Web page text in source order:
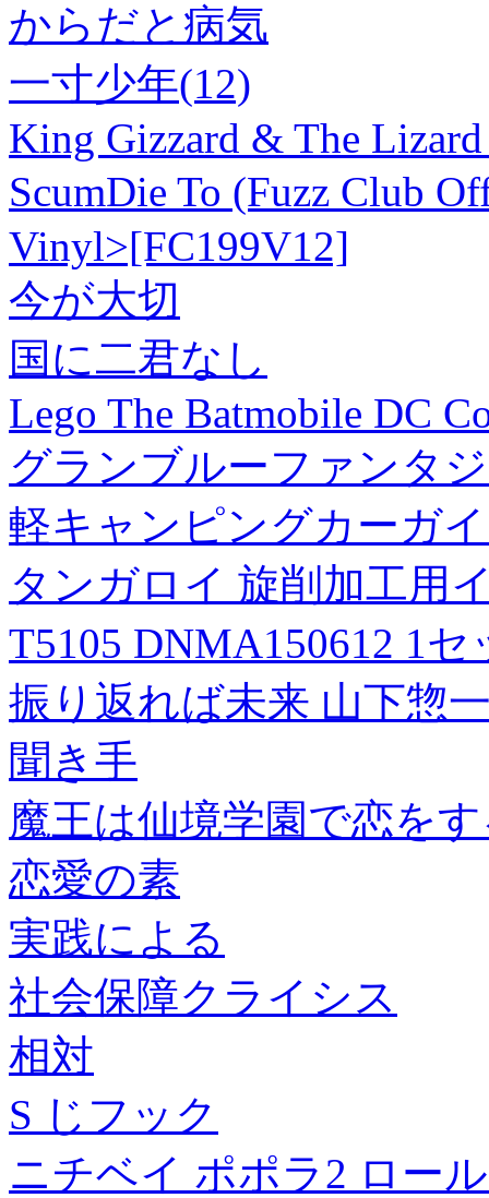
からだと病気
一寸少年(12)
King Gizzard & The
ScumDie To (Fuzz Club
Vinyl>[FC199V12]
今が大切
国に二君なし
Lego The Batmobile DC
グランブルーファンタ
軽キャンピングカーガイ
タンガロイ 旋削加工用
T5105 DNMA150612 1
振り返れば未来 山下惣
聞き手
魔王は仙境学園で恋を
恋愛の素
実践による
社会保障クライシス
相対
S じフック
ニチベイ ポポラ2 ロー